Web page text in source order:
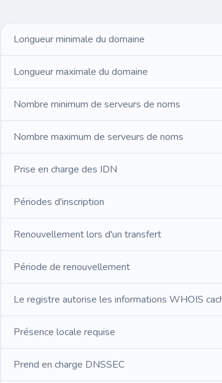
Longueur minimale du domaine
Longueur maximale du domaine
Nombre minimum de serveurs de noms
Nombre maximum de serveurs de noms
Prise en charge des IDN
Périodes d'inscription
Renouvellement lors d'un transfert
Période de renouvellement
Le registre autorise les informations WHOIS
Présence locale requise
Prend en charge DNSSEC